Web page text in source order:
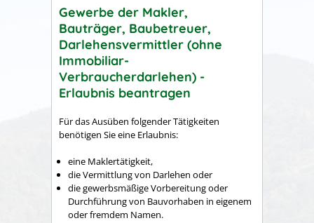
Gewerbe der Makler,
Bauträger, Baubetreuer,
Darlehensvermittler (ohne
Immobiliar-
Verbraucherdarlehen) -
Erlaubnis beantragen
Für das Ausüben folgender Tätigkeiten
benötigen Sie eine Erlaubnis:
eine Maklertätigkeit,
die Vermittlung von Darlehen oder
die gewerbsmäßige Vorbereitung oder
Durchführung von Bauvorhaben in eigenem
oder fremdem Namen.